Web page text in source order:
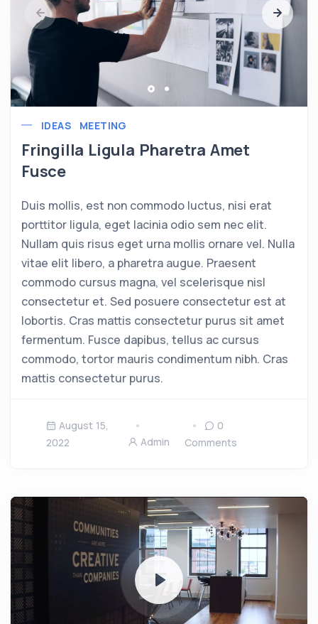
IDEAS MEETING
Fringilla Ligula Pharetra Amet
Fusce
Duis mollis, est non commodo luctus, nisi erat
porttitor ligula, eget lacinia odio sem nec elit.
Nullam quis risus eget urna mollis ornare vel. Nulla
vitae elit libero, a pharetra augue. Praesent
commodo cursus magna, vel scelerisque nisl
consectetur et. Sed posuere consectetur est at
lobortis. Cras mattis consectetur purus sit amet
fermentum. Fusce dapibus, tellus ac cursus
commodo, tortor mauris condimentum nibh. Cras
mattis consectetur purus.
August 15,
2022
Admin
0
Comments
Play